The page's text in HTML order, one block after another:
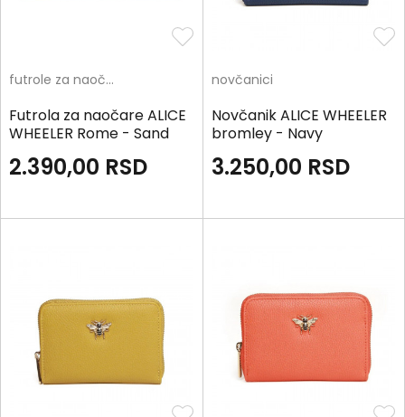
futrole za naočare
Futrola za naočare ALICE
WHEELER Rome - Sand
2.390,00 RSD
novčanici
Novčanik ALICE WHEELER
bromley - Navy
3.250,00 RSD